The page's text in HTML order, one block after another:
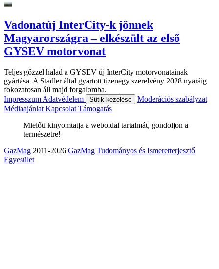
Vadonatúj InterCity-k jönnek
Magyarországra – elkészült az első
GYSEV motorvonat
Teljes gőzzel halad a GYSEV új InterCity motorvonatainak
gyártása. A Stadler által gyártott tizenegy szerelvény 2028 nyaráig
fokozatosan áll majd forgalomba.
Impresszum Adatvédelem Sütik kezelése
Moderációs szabályzat
Médiaajánlat Kapcsolat Támogatás
Mielőtt kinyomtatja a weboldal tartalmát, gondoljon a
természetre!
GazMag 2011-2026 GazMag Tudományos és Ismeretterjesztő
Egyesület